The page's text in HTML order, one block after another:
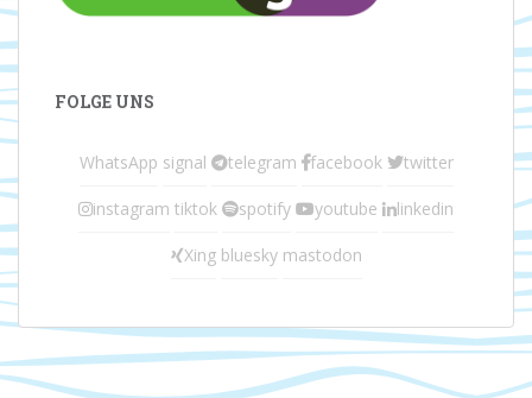
FOLGE UNS
WhatsApp signal telegram facebook twitter
instagram tiktok spotify youtube linkedin
Xing bluesky mastodon